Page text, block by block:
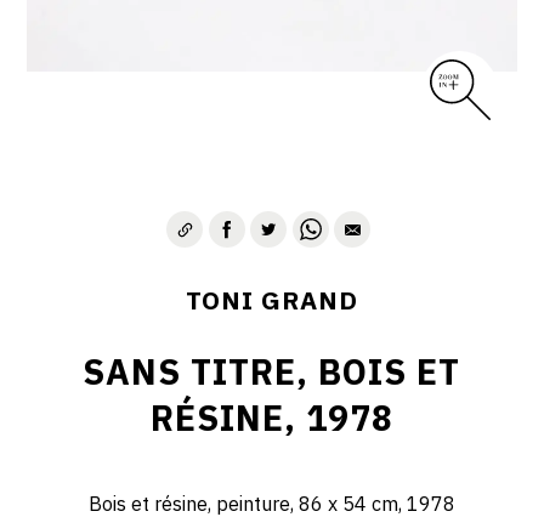
TONI GRAND
SANS TITRE, BOIS ET
RÉSINE, 1978
Bois et résine, peinture, 86 x 54 cm, 1978